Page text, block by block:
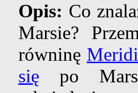
Opis: Co
Marsie?
równinę
się po